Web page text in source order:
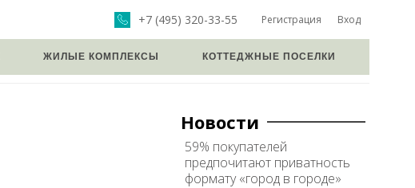
Регистрация Вход
+7 (495) 320-33-55
ЖИЛЫЕ КОМПЛЕКСЫ КОТТЕДЖНЫЕ ПОСЕЛКИ
Новости
59% покупателей
предпочитают приватность
формату «город в городе»